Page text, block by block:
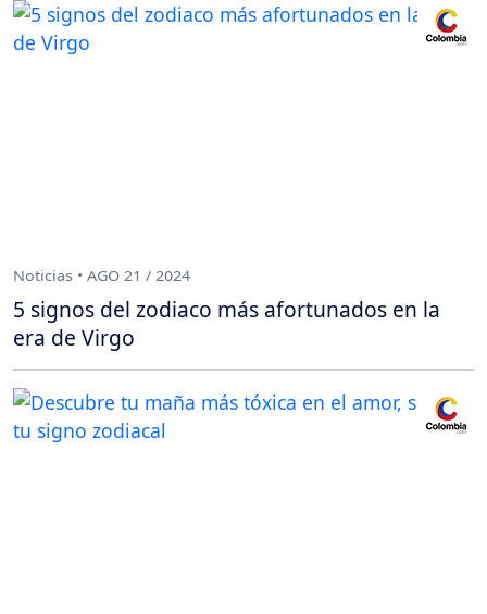
Noticias • AGO 21 / 2024
5 signos del zodiaco más afortunados en la
era de Virgo